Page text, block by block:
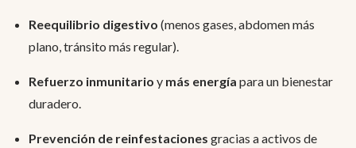
Reequilibrio digestivo (menos gases, abdomen más
plano, tránsito más regular).
Refuerzo inmunitario y más energía para un bienestar
duradero.
Prevención de reinfestaciones gracias a activos de